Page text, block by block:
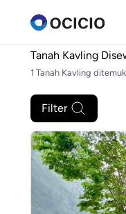
Tanah Kavling
1 Tanah Kavling
Filter